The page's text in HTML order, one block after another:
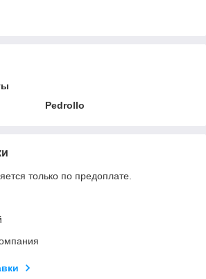
Pedrollo
только по предоплате.